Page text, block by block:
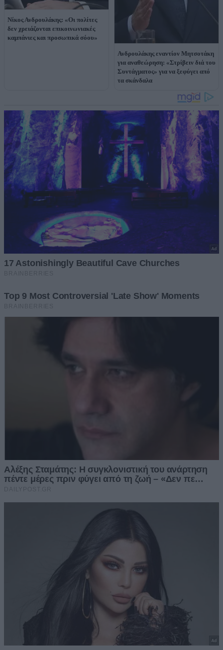
Νίκος Ανδρουλάκης: «Οι πολίτες
δεν χρειάζονται επικοινωνιακές
καμπάνιες και προσωπικά σόου»
Ανδρουλάκης εναντίον Μητσοτάκη
για αναθεώρηση: «Στρίβειν διά του
Συντάγματος» για να ξεφύγει από
τα σκάνδαλα